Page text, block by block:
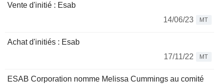
Vente d'initié : Esab
14/06/23
MT
Achat d'initiés : Esab
17/11/22
MT
ESAB Corporation nomme Melissa Cummings au comité